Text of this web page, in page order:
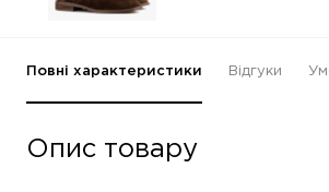
Повні характеристики Відгуки
Опис товару